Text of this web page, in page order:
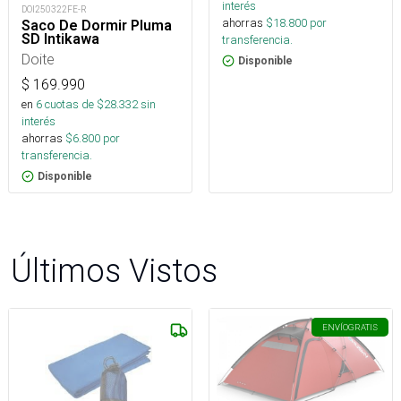
DOI250322FE-R
Saco De Dormir Pluma
SD Intikawa
Doite
$ 169.990
en 6cuotas de $28.332sin
interés
ahorras $6.800 por
transferencia.
Disponible
interés
ahorras $18.800 por
transferencia.
Disponible
Últimos Vistos
ENVÍOGRATIS